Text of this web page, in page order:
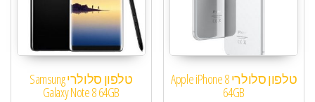
טלפון סלולרי Apple iPhone 8
64GB
טלפון סלולרי Samsung
Galaxy Note 8 64GB